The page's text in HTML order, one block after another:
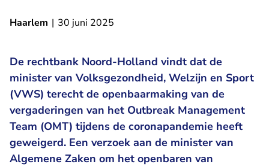
Haarlem | 30 juni 2025
De rechtbank Noord-Holland vindt dat de
minister van Volksgezondheid, Welzijn en Sport
(VWS) terecht de openbaarmaking van de
vergaderingen van het Outbreak Management
Team (OMT) tijdens de coronapandemie heeft
geweigerd. Een verzoek aan de minister van
Algemene Zaken om het openbaren van